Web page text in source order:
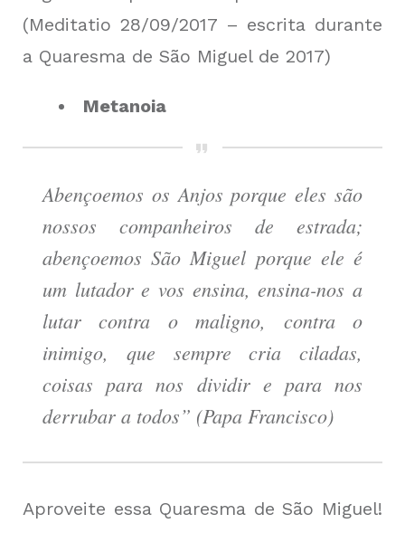
(Meditatio 28/09/2017 – escrita durante
a Quaresma de São Miguel de 2017)
Metanoia
Abençoemos os Anjos porque eles são
nossos companheiros de estrada;
abençoemos São Miguel porque ele é
um lutador e vos ensina, ensina-nos a
lutar contra o maligno, contra o
inimigo, que sempre cria ciladas,
coisas para nos dividir e para nos
derrubar a todos” (Papa Francisco)
Aproveite essa Quaresma de São Miguel!